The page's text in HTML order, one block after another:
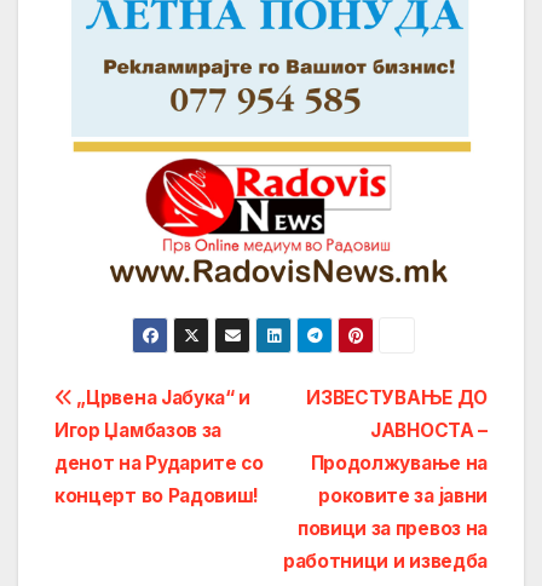
Post
navigation
ИЗВЕСТУВАЊЕ ДО
ЈАВНОСТА –
Продолжување на
роковите за јавни
повици за превоз на
работници и изведба
„Црвена Јабука“ и
Игор Џамбазов за
денот на Рударите со
концерт во Радовиш!